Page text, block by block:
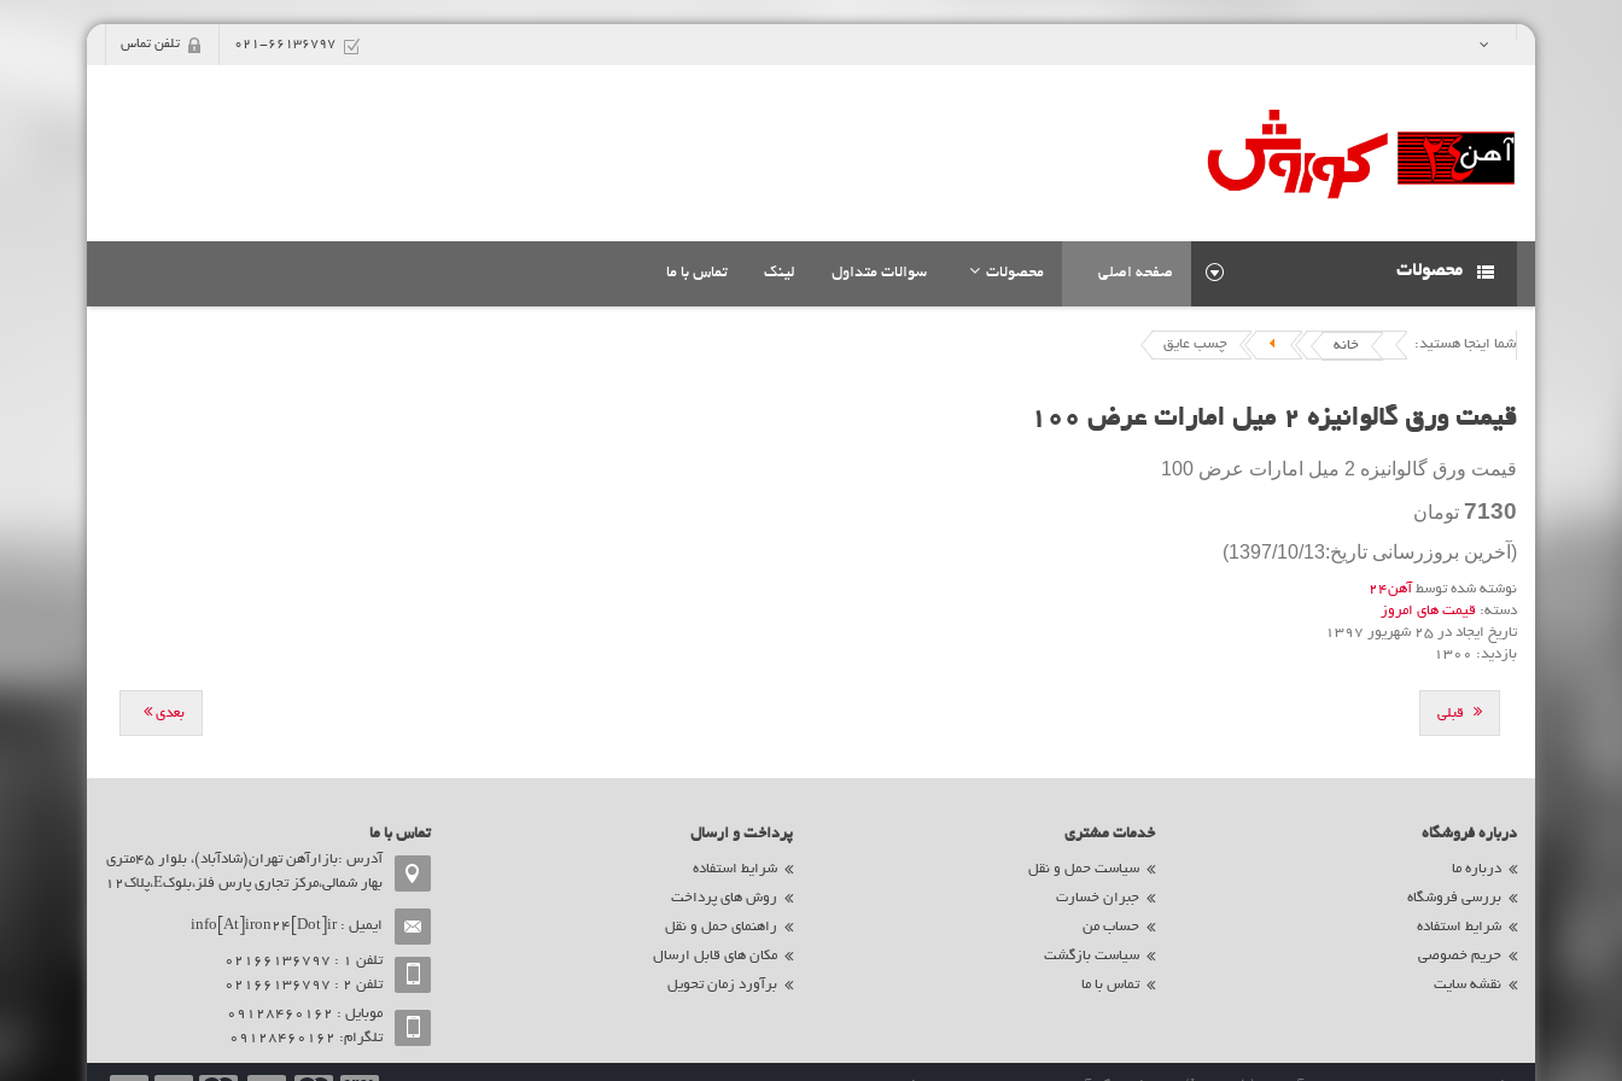
021-66136797 تلفن تماس
محصولات صفحه اصلی محصولات سوالات متداول لینک تماس با ما
شما اینجا هستید: خانه چسب عایق
قیمت ورق گالوانیزه 2 میل امارات عرض 100
قیمت ورق گالوانیزه 2 میل امارات عرض 100
7130 تومان
(آخرین بروزرسانی تاریخ:1397/10/13)
نوشته شده توسط آهن24
دسته: قیمت های امروز
تاریخ ایجاد در 25 شهریور 1397
بازدید: 1300
قبلی بعدی
درباره فروشگاه
درباره ما
بررسی فروشگاه
شرایط استفاده
حریم خصوصی
نقشه سایت
خدمات مشتری
سیاست حمل و نقل
جبران خسارت
حساب من
سیاست بازگشت
تماس با ما
پرداخت و ارسال
شرایط استفاده
روش های پرداخت
راهنمای حمل و نقل
مکان های قابل ارسال
برآورد زمان تحویل
تماس با ما
آدرس :بازارآهن تهران(شادآباد)، بلوار 45متری
بهار شمالی،مرکز تجاری پارس فلز،بلوکE،پلاک12
ایمیل :info[At]iron24[Dot]ir
تلفن ۱ : 02166136797
تلفن ۲ : 02166136797
موبایل : ۰9128460162
تلگرام: ۰9128460162